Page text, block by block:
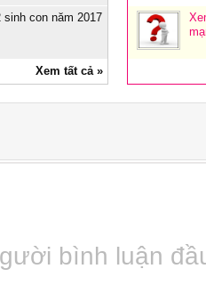
sinh con năm 2017
Xem tất cả »
bình luận